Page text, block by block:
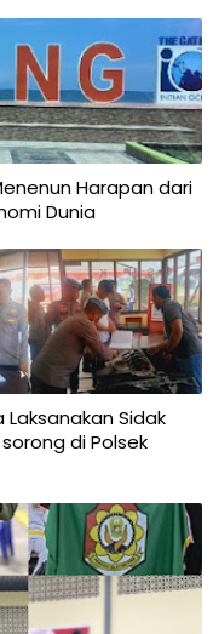
Harapan dari
Dunia
Sidak
di Polsek